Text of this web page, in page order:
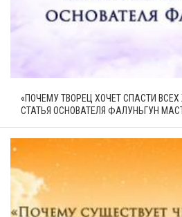
«ПОЧЕМУ ТВОРЕЦ ХОЧЕТ СПАСТИ
СТАТЬЯ ОСНОВАТЕЛЯ ФАЛУНЬГУН